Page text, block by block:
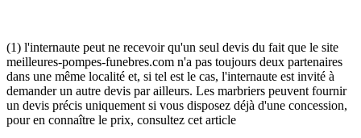
(1) l'internaute peut ne recevoir qu'un seul devis du fait que le site
meilleures-pompes-funebres.com n'a pas toujours deux partenaires
dans une même localité et, si tel est le cas, l'internaute est invité à
demander un autre devis par ailleurs. Les marbriers peuvent fournir
un devis précis uniquement si vous disposez déjà d'une concession,
pour en connaître le prix, consultez cet article